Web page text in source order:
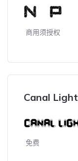
商用须授权
Canal Light
免费